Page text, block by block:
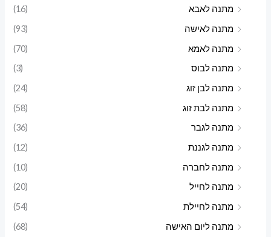
מתנה לאבא
(16)
מתנה לאישה
(93)
מתנה לאמא
(70)
מתנה לבוס
(3)
מתנה לבן זוג
(24)
מתנה לבת זוג
(58)
מתנה לגבר
(36)
מתנה לגננת
(12)
מתנה לחברה
(10)
מתנה לחייל
(20)
מתנה לחיילת
(54)
מתנה ליום האישה
(68)